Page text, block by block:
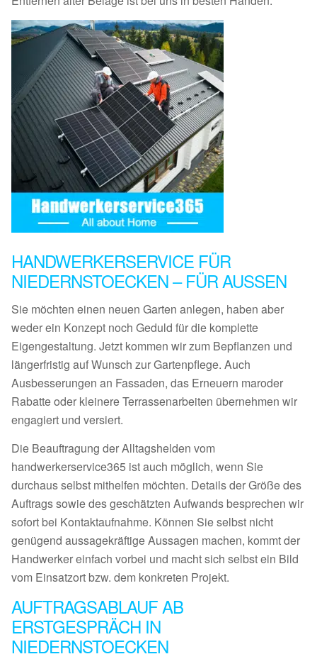
HANDWERKERSERVICE FÜR
NIEDERNSTOECKEN – FÜR AUSSEN
Sie möchten einen neuen Garten anlegen, haben aber
weder ein Konzept noch Geduld für die komplette
Eigengestaltung. Jetzt kommen wir zum Bepflanzen und
längerfristig auf Wunsch zur Gartenpflege. Auch
Ausbesserungen an Fassaden, das Erneuern maroder
Rabatte oder kleinere Terrassenarbeiten übernehmen wir
engagiert und versiert.
Die Beauftragung der Alltagshelden vom
handwerkerservice365 ist auch möglich, wenn Sie
durchaus selbst mithelfen möchten. Details der Größe des
Auftrags sowie des geschätzten Aufwands besprechen wir
sofort bei Kontaktaufnahme. Können Sie selbst nicht
genügend aussagekräftige Aussagen machen, kommt der
Handwerker einfach vorbei und macht sich selbst ein Bild
vom Einsatzort bzw. dem konkreten Projekt.
AUFTRAGSABLAUF AB
ERSTGESPRÄCH IN
NIEDERNSTOECKEN